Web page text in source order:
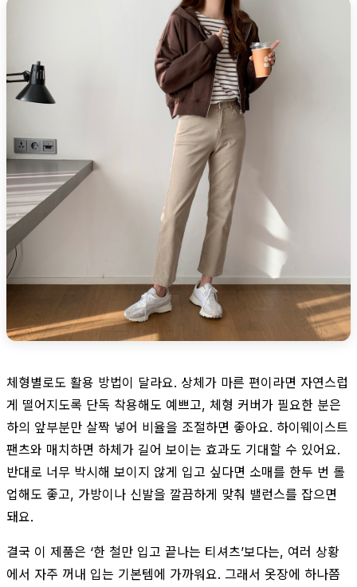
체형별로도 활용 방법이 달라요. 상체가 마른 편이라면 자연스럽
게 떨어지도록 단독 착용해도 예쁘고, 체형 커버가 필요한 분은
하의 앞부분만 살짝 넣어 비율을 조절하면 좋아요. 하이웨이스트
팬츠와 매치하면 하체가 길어 보이는 효과도 기대할 수 있어요.
반대로 너무 박시해 보이지 않게 입고 싶다면 소매를 한두 번 롤
업해도 좋고, 가방이나 신발을 깔끔하게 맞춰 밸런스를 잡으면
돼요.
결국 이 제품은 ‘한 철만 입고 끝나는 티셔츠’보다는, 여러 상황
에서 자주 꺼내 입는 기본템에 가까워요. 그래서 옷장에 하나쯤